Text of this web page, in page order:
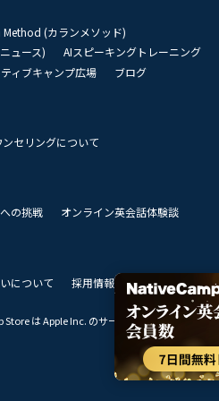
Method (カランメソッド)
ュース)
AIスピーキングトレーニング
ィブキャンプ広場
ブログ
ンセリングについて
の挑戦
オンライン英会話体験談
について 採用情報 私達のビジョン
は Apple Inc. のサービスマークです。